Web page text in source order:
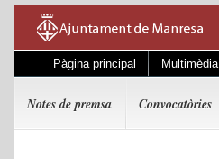
Pàgina principal Multimèdia
Notes de premsa Convocatòries